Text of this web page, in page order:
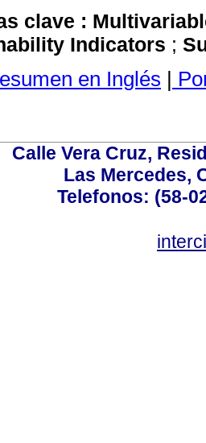
clave :
Indicators ;
en Inglés |
Calle Vera Cruz,
Las Mercedes,
Telefonos: (58-